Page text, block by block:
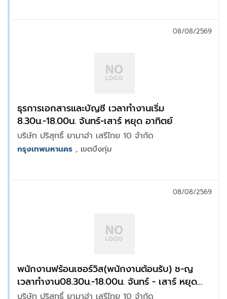
ธุรการเอกสารและบัญชี เวลาทำงานเริ่ม
8.30น.-18.00น. จันทร์-เสาร์ หยุด อาทิตย์
บริษัท ปริสุทธิ์ ยามาฮ่า เสรีไทย 10 จำกัด
08/08/2569
กรุงเทพมหานคร , เขตบึงกุ่ม
พนักงานฟร้อนเซอร์วิส(พนักงานต้อนรับ) ช-ญ
เวลาทำงาน08.30น.-18.00น. จันทร์ - เสาร์ หยุด
อาทิตย์
บริษัท ปริสุทธิ์ ยามาฮ่า เสรีไทย 10 จำกัด
08/08/2569